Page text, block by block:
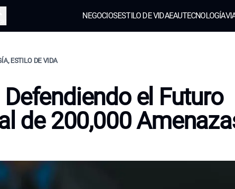
NEGOCIOSESTILO DE VIDAEAUTECNOLOGÍA
ESTILO DE VIDA
Defendiendo el Futuro
de 200,000